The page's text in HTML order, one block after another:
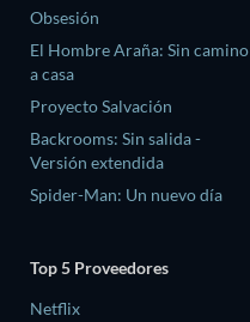
Obsesión
El Hombre Araña: Sin camino
a casa
Proyecto Salvación
Backrooms: Sin salida -
Versión extendida
Spider-Man: Un nuevo día
Top 5 Proveedores
Netflix